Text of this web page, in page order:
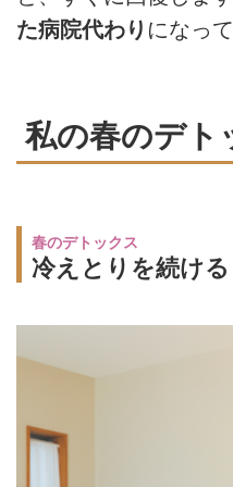
た病院代わり になっ
私の春のデト
春のデトックス
冷えとりを続ける